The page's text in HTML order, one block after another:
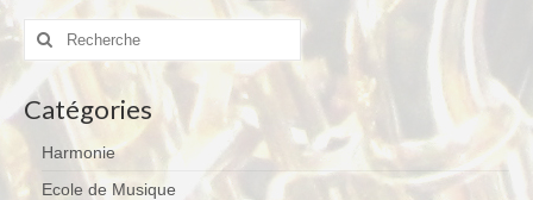
Rechercher
Catégories
Harmonie
Ecole de Musique